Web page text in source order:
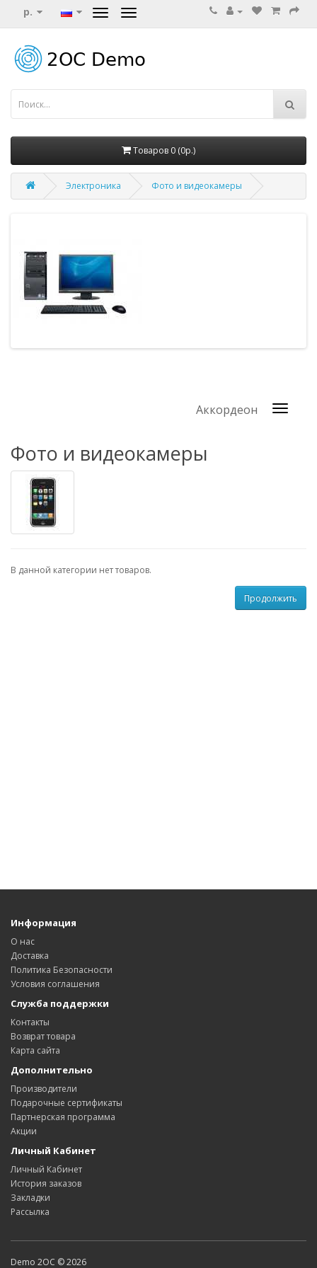
р.
Товаров 0 (0р.)
Электроника Фото и видеокамеры
Аккордеон
Фото и видеокамеры
В данной категории нет товаров.
Продолжить
Информация
О нас
Доставка
Политика Безопасности
Условия соглашения
Служба поддержки
Контакты
Возврат товара
Карта сайта
Дополнительно
Производители
Подарочные сертификаты
Партнерская программа
Акции
Личный Кабинет
Личный Кабинет
История заказов
Закладки
Рассылка
Demo 2OC © 2026